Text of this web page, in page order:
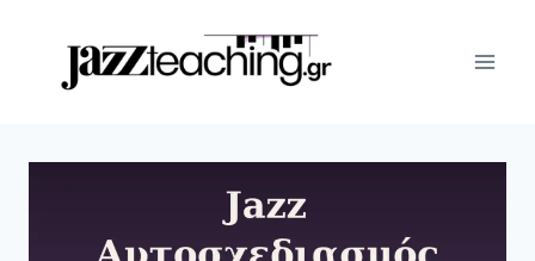
content